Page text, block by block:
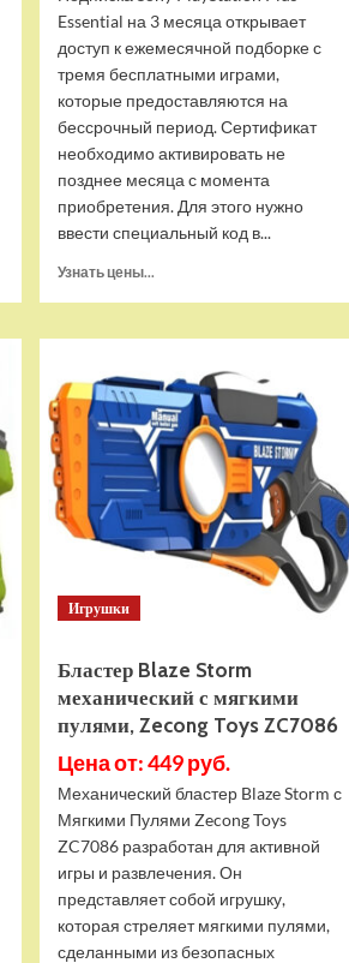
Essential на 3 месяца открывает
доступ к ежемесячной подборке с
тремя бесплатными играми,
которые предоставляются на
бессрочный период. Сертификат
необходимо активировать не
позднее месяца с момента
приобретения. Для этого нужно
ввести специальный код в...
Узнать цены...
Подписка
Plus
Essential
на
3
месяца
(Турецкая)
Игрушки
Бластер Blaze Storm
механический с мягкими
пулями, Zecong Toys ZC7086
Цена от: 449 руб.
Механический бластер Blaze Storm с
Мягкими Пулями Zecong Toys
ZC7086 разработан для активной
игры и развлечения. Он
представляет собой игрушку,
которая стреляет мягкими пулями,
сделанными из безопасных